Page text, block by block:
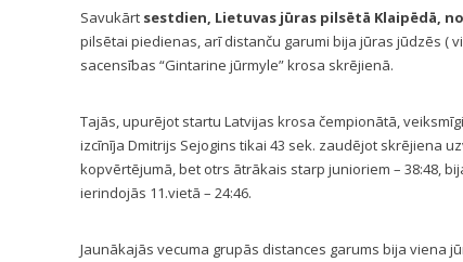
Savukārt sestdien, Lietuvas jūras pilsētā Klaipēdā,
pilsētai piedienas, arī distanču garumi bija jūras jūdzēs (
sacensības “Gintarine jūrmyle” krosa skrējienā.
Tajās, upurējot startu Latvijas krosa čempionātā,
izcīnīja Dmitrijs Sejogins tikai 43 sek. zaudējot skrējiena
kopvērtējumā, bet otrs ātrākais starp junioriem – 38:48,
ierindojās 11.vietā – 24:46.
Jaunākajās vecuma grupās distances garums bija viena